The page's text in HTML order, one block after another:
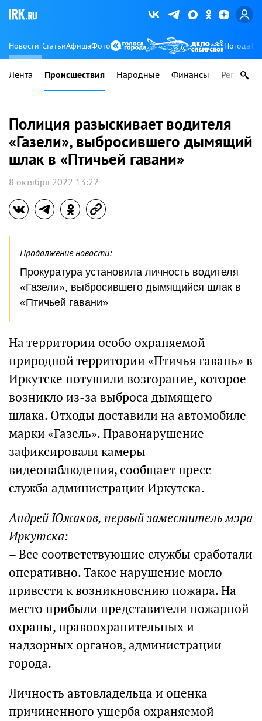
Новости СтатьиАфишаФото Погода
Лента Происшествия Народные Финансы Регионы
Полиция разыскивает водителя
«Газели», выбросившего дымящий
шлак в «Птичьей гавани»
8 октября 2022 13:22
Продолжение новости:
Прокуратура установила личность водителя
«Газели», выбросившего дымящийся шлак в
«Птичьей гавани»
На территории особо охраняемой
природной территории «Птичья гавань» в
Иркутске потушили возгорание, которое
возникло из-за выброса дымящего
шлака. Отходы доставили на автомобиле
марки «Газель». Правонарушение
зафиксировали камеры
видеонаблюдения, сообщает пресс-
служба администрации Иркутска.
Андрей Южаков, первый заместитель мэра
Иркутска:
– Все соответствующие службы сработали
оперативно. Такое нарушение могло
привести к возникновению пожара. На
место прибыли представители пожарной
охраны, правоохранительных и
надзорных органов, администрации
города.
Личность автовладельца и оценка
причиненного ущерба охраняемой